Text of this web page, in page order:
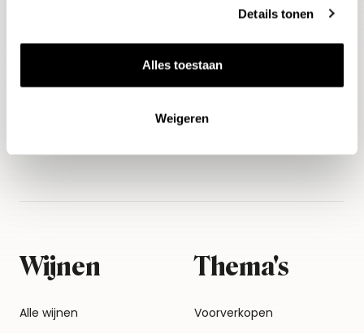
Details tonen
Alles toestaan
Weigeren
Aanmelden
Wijnen
Alle wijnen
Thema's
Voorverkopen